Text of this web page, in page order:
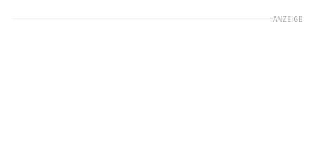
ANZEIGE